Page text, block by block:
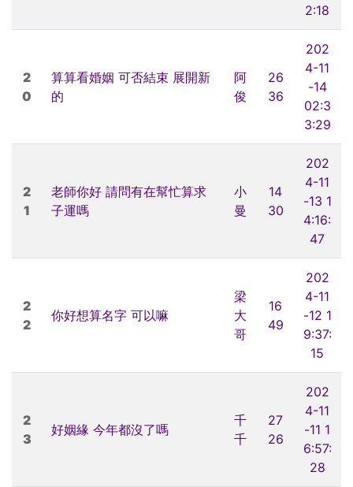
2:18
2
0
算算看婚姻 可否結束 展開新
的
阿
俊
26
36
202
4-11
-14
02:3
3:29
2
1
老師你好 請問有在幫忙算求
子運嗎
小
曼
14
30
202
4-11
-13 1
4:16:
47
2
2
你好想算名字 可以嘛
梁
大
哥
16
49
202
4-11
-12 1
9:37:
15
2
3
好姻緣 今年都沒了嗎
千
千
27
26
202
4-11
-11 1
6:57:
28